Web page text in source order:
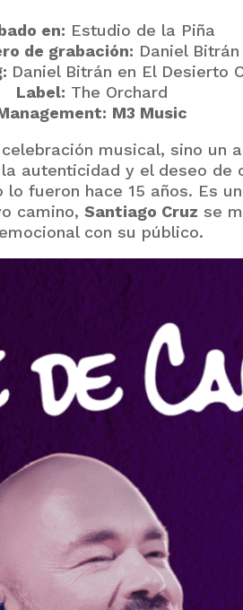
en: Estudio de la Piña
de grabación: Daniel Bitrán
Daniel Bitrán en El Desierto
Label: The Orchard
M3 Music
musical, sino un
autenticidad y el deseo de
fueron hace 15 años. Es
camino,Santiago Cruz se
con su público.